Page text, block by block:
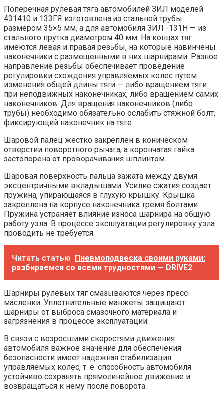
Поперечная рулевая тяга автомобилей ЗИЛ моделей
431410 и 133ГЯ изготовлена из стальной трубы
размером 35×5 мм, а для автомобиля ЗИЛ -131Н — из
стального прутка диаметром 40 мм. На концах тяг
имеются левая и правая резьбы, на которые навинчены
наконечники с размещенными в них шарнирами. Разное
направление резьбы обеспечивает проведение
регулировки схождения управляемых колес путем
изменения общей длины тяги — либо вращением тяги
при неподвижных наконечниках, либо вращением самих
наконечников. Для вращения наконечников (либо
трубы) необходимо обязательно ослабить стяжной болт,
фиксирующий наконечник на тяге.
Шаровой палец жестко закреплен в коническом
отверстии поворотного рычага, а корончатая гайка
застопорена от проворачивания шплинтом.
Шаровая поверхность пальца зажата между двумя
эксцентричными вкладышами. Усилие сжатия создает
пружина, упирающаяся в глухую крышку. Крышка
закреплена на корпусе наконечника тремя болтами.
Пружина устраняет влияние износа шарнира на общую
работу узла. В процессе эксплуатации регулировку узла
проводить не требуется.
Читать статью Пневмоподвеска своими руками:
разбираемся со всеми трудностями — DRIVE2
Шарниры рулевых тяг смазываются через пресс-
масленки. Уплотнительные манжеты защищают
шарниры от выброса смазочного материала и
загрязнения в процессе эксплуатации.
В связи с возросшими скоростями движения
автомобиля важное значение для обеспечения
безопасности имеет надежная стабилизация
управляемых колес, т. е. способность автомобиля
устойчиво сохранять прямолинейное движение и
возвращаться к нему после поворота.